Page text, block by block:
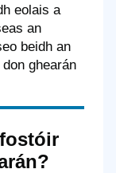
eolais a
an
beidh an
ghearán